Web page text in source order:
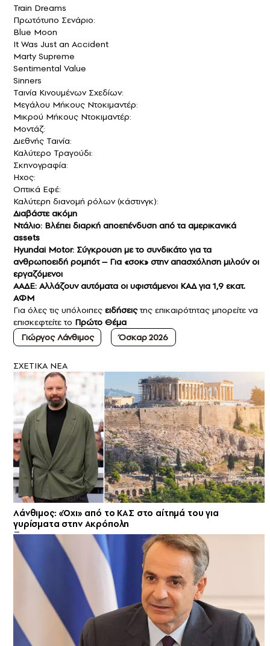
Train Dreams
Πρωτότυπο Σενάριο:
Blue Moon
It Was Just an Accident
Marty Supreme
Sentimental Value
Sinners
Ταινία Κινουμένων Σχεδίων:
Μεγάλου Μήκους Ντοκιμαντέρ:
Μικρού Μήκους Ντοκιμαντέρ:
Μοντάζ:
Διεθνής Ταινία:
Καλύτερο Τραγούδι:
Σκηνογραφία:
Ηχος:
Οπτικά Εφέ:
Καλύτερη διανομή ρόλων (κάστινγκ):
Διαβάστε ακόμη
Ντάλιο: Βλέπει διαρκή αποεπένδυση από τα αμερικανικά
assets
Hyundai Motor: Σύγκρουση με το συνδικάτο για τα
ανθρωποειδή ρομπότ – Για «σοκ» στην απασχόληση μιλούν οι
εργαζόμενοι
ΑΑΔΕ: Αλλάζουν αυτόματα οι υφιστάμενοι ΚΑΔ για 1,9 εκατ.
ΑΦΜ
Για όλες τις υπόλοιπες ειδήσειςτης επικαιρότητας μπορείτε να
επισκεφτείτε το Πρώτο Θέμα
Γιώργος Λάνθιμος
Όσκαρ 2026
ΣXETIKA NEA
Λάνθιμος: «Όχι» από το ΚΑΣ στο αίτημά του για
γυρίσματα στην Ακρόπολη